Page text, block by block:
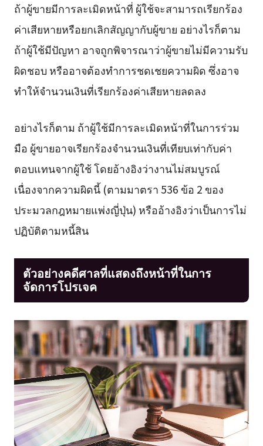
ถ้าผู้ขายมีการละเมิดหน้าที่ ผู้ใช้จะสามารถเรียกร้อง
ค่าเสียหายหรือยกเลิกสัญญากับผู้ขาย อย่างไรก็ตาม
ถ้าผู้ใช้มีปัญหา อาจถูกพิจารณาว่าผู้ขายไม่มีความรับ
ผิดชอบ หรืออาจต้องทำการชดเชยความผิด ซึ่งอาจ
ทำให้จำนวนเงินที่เรียกร้องค่าเสียหายลดลง
อย่างไรก็ตาม ถ้าผู้ใช้มีการละเมิดหน้าที่ในการร่วม
มือ ผู้ขายอาจเรียกร้องจำนวนเงินที่เทียบเท่ากับค่า
ตอบแทนจากผู้ใช้ โดยอ้างอิงว่างานไม่สมบูรณ์
เนื่องจากความผิดนี้ (ตามมาตรา 536 ข้อ 2 ของ
ประมวลกฎหมายแพ่งญี่ปุ่น) หรืออ้างอิงว่าเป็นการไม่
ปฏิบัติตามหนี้สิน
ตัวอย่างคดีศาลที่แสดงถึงหน้าที่ในการ
จัดการโปรเจค